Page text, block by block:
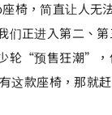
椅，简直让人无
们正进入第二、
轮“预售狂潮”，
这款座椅，那就